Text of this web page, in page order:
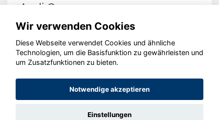
Audi Q3
© konjunkturmotor.de GmbH 2020 - 2026
Wir verwenden Cookies
Diese Webseite verwendet Cookies und ähnliche
Technologien, um die Basisfunktion zu gewährleisten und
um Zusatzfunktionen zu bieten.
Notwendige akzeptieren
Einstellungen